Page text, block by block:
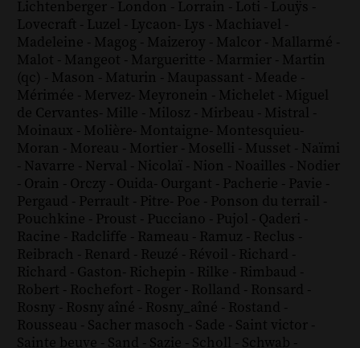
Lichtenberger - London - Lorrain - Loti - Louÿs -
Lovecraft - Luzel - Lycaon- Lys - Machiavel -
Madeleine - Magog - Maizeroy - Malcor - Mallarmé -
Malot - Mangeot - Margueritte - Marmier - Martin
(qc) - Mason - Maturin - Maupassant - Meade -
Mérimée - Mervez- Meyronein - Michelet - Miguel
de Cervantes- Mille - Milosz - Mirbeau - Mistral -
Moinaux - Molière- Montaigne- Montesquieu-
Moran - Moreau - Mortier - Moselli - Musset - Naïmi
- Navarre - Nerval - Nicolaï - Nion - Noailles - Nodier
- Orain - Orczy - Ouida- Ourgant - Pacherie - Pavie -
Pergaud - Perrault - Pitre- Poe - Ponson du terrail -
Pouchkine - Proust - Pucciano - Pujol - Qaderi -
Racine - Radcliffe - Rameau - Ramuz - Reclus -
Reibrach - Renard - Reuzé - Révoil - Richard -
Richard - Gaston- Richepin - Rilke - Rimbaud -
Robert - Rochefort - Roger - Rolland - Ronsard -
Rosny - Rosny aîné - Rosny_aîné - Rostand -
Rousseau - Sacher masoch - Sade - Saint victor -
Sainte beuve - Sand - Sazie - Scholl - Schwab -